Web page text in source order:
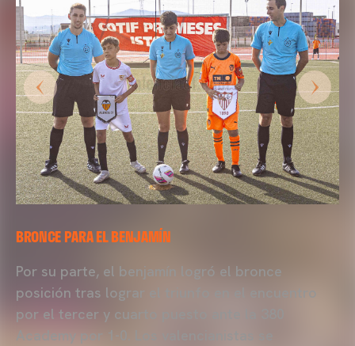
BRONCE PARA EL BENJAMÍN
Por su parte, el benjamín logró el bronce
posición tras lograr el triunfo en el encuentro
por el tercer y cuarto puesto ante la 380
Academy por 1-0. Los valencianistas se